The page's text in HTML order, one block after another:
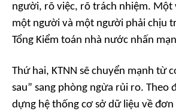
người, rõ việc, rõ trách nhiệm. Một
một người và một người phải chịu
Tổng Kiểm toán nhà nước nhấn
Thứ hai, KTNN sẽ chuyển mạnh từ
sau” sang phòng ngừa rủi ro. Theo
dựng hệ thống cơ sở dữ liệu về